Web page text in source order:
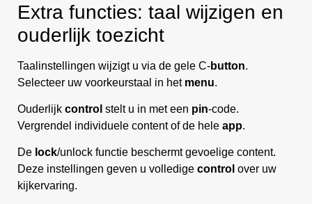
Extra functies: taal wijzigen en
ouderlijk toezicht
Taalinstellingen wijzigt u via de gele C-button.
Selecteer uw voorkeurstaal in het menu.
Ouderlijk control stelt u in met een pin-code.
Vergrendel individuele content of de hele app.
De lock/unlock functie beschermt gevoelige content.
Deze instellingen geven u volledige control over uw
kijkervaring.